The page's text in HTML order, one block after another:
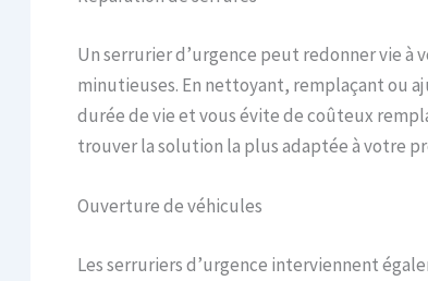
Un serrurier d’urgence peut redonner vie à
minutieuses. En nettoyant, remplaçant ou
durée de vie et vous évite de coûteux
trouver la solution la plus adaptée à votre
Ouverture de véhicules
Les serruriers d’urgence interviennent